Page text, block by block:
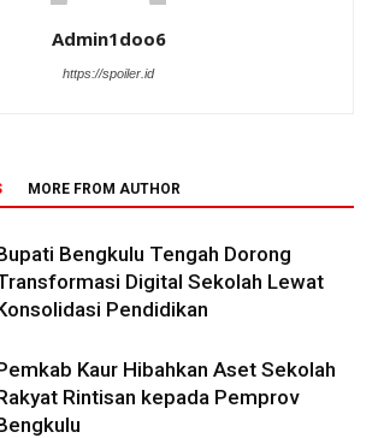
Admin1doo6
https://spoiler.id
MORE FROM AUTHOR
Bengkulu Tengah Dorong
Digital Sekolah Lewat
Pendidikan
Kaur Hibahkan Aset Sekolah
Rintisan kepada Pemprov